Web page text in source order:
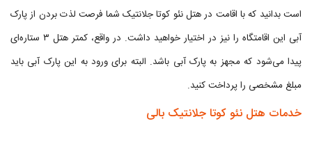
است بدانید که با اقامت در هتل نئو کوتا جلانتیک شما فرصت لذت بردن از پارک
آبی این اقامتگاه را نیز در اختیار خواهید داشت. در واقع، کمتر هتل ۳ ستاره‌ای
پیدا می‌شود که مجهز به پارک آبی باشد. البته برای ورود به این پارک آبی باید
مبلغ مشخصی را پرداخت کنید.
خدمات هتل نئو کوتا جلانتیک بالی